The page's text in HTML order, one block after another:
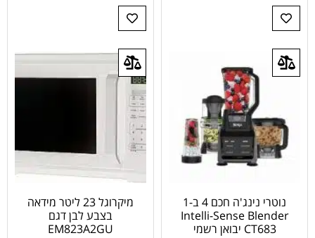
נוטרי נינג'ה חכם 4 ב-1
Intelli-Sense Blender
CT683 יבואן רשמי
מיקרוגל 23 ליטר מידאה
בצבע לבן דגם
EM823A2GU